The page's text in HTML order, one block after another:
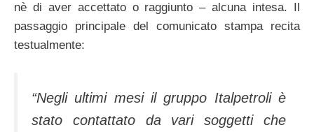
nè di aver accettato o raggiunto – alcuna intesa. Il
passaggio principale del comunicato stampa recita
testualmente:
“Negli ultimi mesi il gruppo Italpetroli è
stato contattato da vari soggetti che